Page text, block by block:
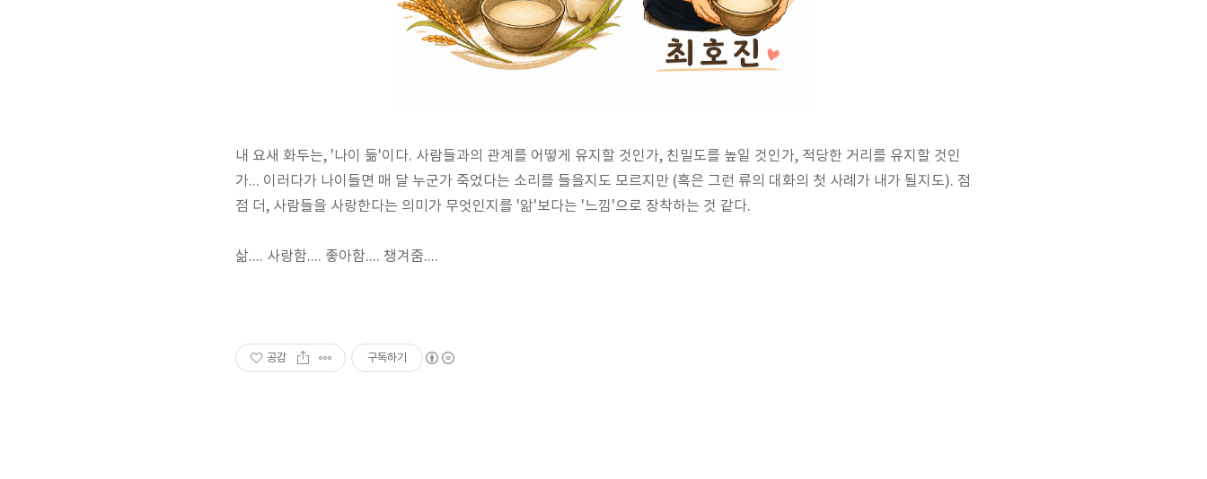
내 요새 화두는, '나이 듦'이다. 사람들과의 관계를 어떻게 유지할 것인가, 친밀도를 높일 것인가, 적당한 거리를 유지할 것인
가... 이러다가 나이들면 매 달 누군가 죽었다는 소리를 들을지도 모르지만 (혹은 그런 류의 대화의 첫 사례가 내가 될지도). 점
점 더, 사람들을 사랑한다는 의미가 무엇인지를 '앎'보다는 '느낌'으로 장착하는 것 같다.
삶.... 사랑함.... 좋아함.... 챙겨줌....
공감 구독하기